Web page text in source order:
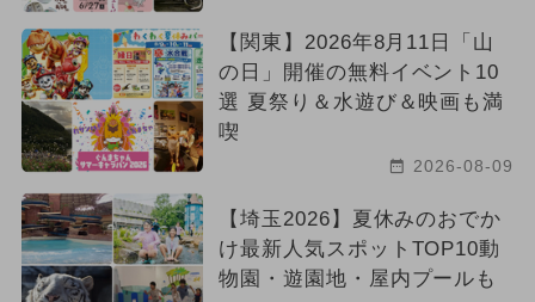
【関東】2026年8月11日「山
の日」開催の無料イベント10
選 夏祭り＆水遊び＆映画も満
喫
2026-08-09
【埼玉2026】夏休みのおでか
け最新人気スポットTOP10動
物園・遊園地・屋内プールも